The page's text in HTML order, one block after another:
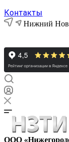
Контакты
Нижний
ООО